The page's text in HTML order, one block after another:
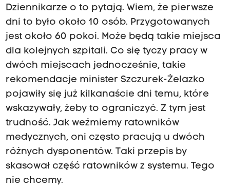
Dziennikarze o to pytają. Wiem, że pierwsze
dni to było około 10 osób. Przygotowanych
jest około 60 pokoi. Może będą takie miejsca
dla kolejnych szpitali. Co się tyczy pracy w
dwóch miejscach jednocześnie, takie
rekomendacje minister Szczurek-Żelazko
pojawiły się już kilkanaście dni temu, które
wskazywały, żeby to ograniczyć. Z tym jest
trudność. Jak weźmiemy ratowników
medycznych, oni często pracują u dwóch
różnych dysponentów. Taki przepis by
skasował część ratowników z systemu. Tego
nie chcemy.